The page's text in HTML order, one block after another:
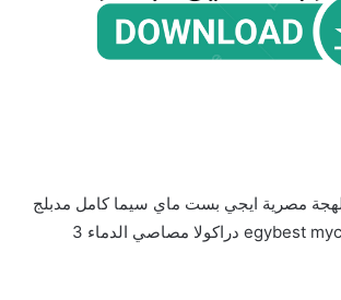
تحميل لهجة مصرية ايجي بست ماي سيما كامل مدبلج